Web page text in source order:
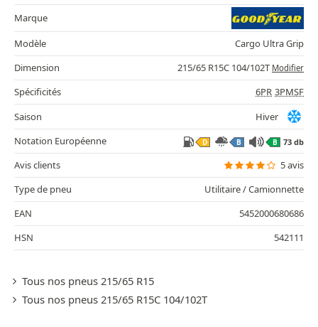
Marque
Modèle
Cargo Ultra Grip
Dimension
215/65 R15C 104/102T Modifier
Spécificités 6PR 3PMSF
Saison
Hiver
Notation Européenne
D B B 73 db
Avis clients
5 avis
Type de pneu
Utilitaire / Camionnette
EAN
5452000680686
HSN
542111
Tous nos pneus 215/65 R15
Tous nos pneus 215/65 R15C 104/102T